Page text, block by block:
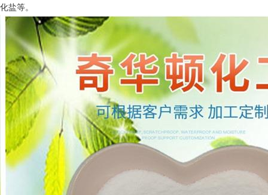
化盐等。